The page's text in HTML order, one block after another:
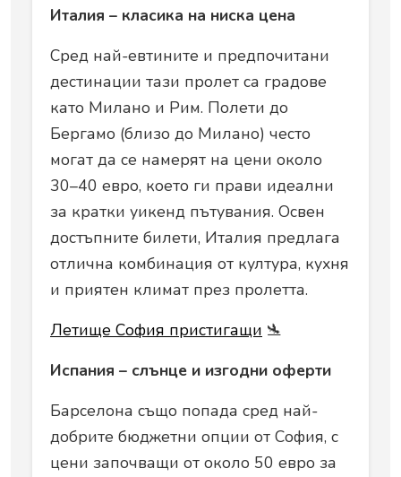
Италия – класика на ниска цена
Сред най-евтините и предпочитани
дестинации тази пролет са градове
като Милано и Рим. Полети до
Бергамо (близо до Милано) често
могат да се намерят на цени около
30–40 евро, което ги прави идеални
за кратки уикенд пътувания. Освен
достъпните билети, Италия предлага
отлична комбинация от култура, кухня
и приятен климат през пролетта.
Летище София пристигащи 🛬
Испания – слънце и изгодни оферти
Барселона също попада сред най-
добрите бюджетни опции от София, с
цени започващи от около 50 евро за